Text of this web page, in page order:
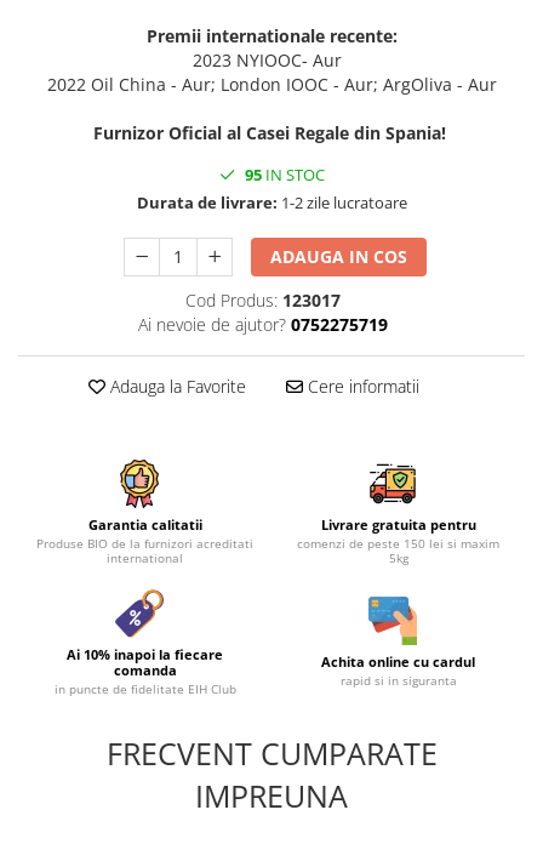
Premii internationale recente:
2023 NYIOOC- Aur
2022 Oil China - Aur; London IOOC - Aur; ArgOliva - Aur
Furnizor Oficial al Casei Regale din Spania!
95IN STOC
Durata de livrare: 1-2 zile lucratoare
ADAUGA IN COS
Cod Produs: 123017
Ai nevoie de ajutor? 0752275719
Adauga la Favorite Cere informatii
Garantia calitatii
Produse BIO de la furnizori acreditati
international
Livrare gratuita pentru
comenzi de peste 150 lei si maxim
5kg
Ai 10% inapoi la fiecare
comanda
in puncte de fidelitate EIH Club
Achita online cu cardul
rapid si in siguranta
FRECVENT CUMPARATE
IMPREUNA